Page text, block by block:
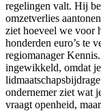
regelingen valt. Hij
omzetverlies
ziet hoeveel we voor
honderden euro’s te
regiomanager
ingewikkeld, omdat
ondernemer ziet wat
vraagt openheid,